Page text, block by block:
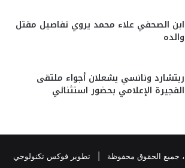
ابن الصحفي علاء محمد يروي تفاصيل مقتل
والده
ريتشارد ونانسي يشعلان أجواء ملتقى
الفجيرة الإعلامي بحضور استثنائي
تطوير فوكس تكنولوجي